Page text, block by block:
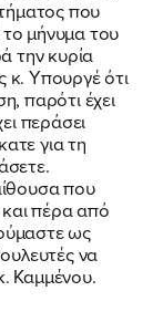
που
μήνυμα του
την κυρία
κ. Υπουργέ ότι
παρότι έχει
περάσει
για τη
που
πέρα από
ως
να
Καμμένου.